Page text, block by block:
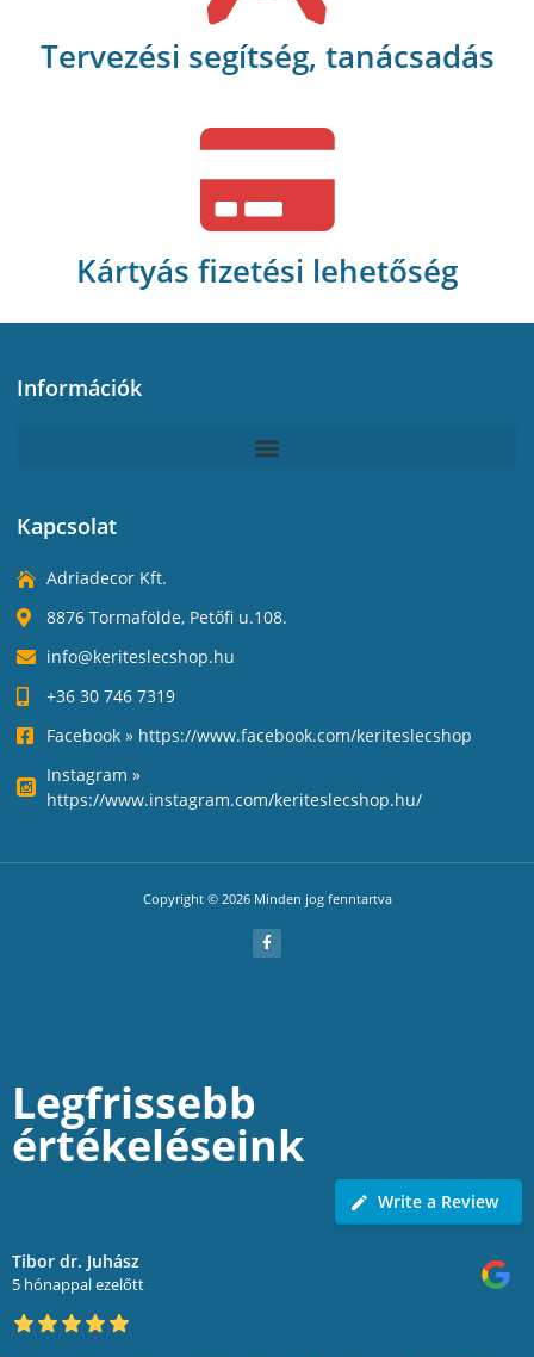
Tervezési segítség, tanácsadás
Kártyás fizetési lehetőség
Információk
Kapcsolat
Adriadecor Kft.
8876 Tormafölde, Petőfi u.108.
info@keriteslecshop.hu
+36 30 746 7319
Facebook » https://www.facebook.com/keriteslecshop
Instagram »
https://www.instagram.com/keriteslecshop.hu/
Copyright © 2026 Minden jog fenntartva
Legfrissebb
értékeléseink
Write a Review
Tibor dr. Juhász
5 hónappal ezelőtt